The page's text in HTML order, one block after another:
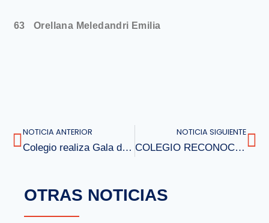
63 Orellana Meledandri Emilia
NOTICIA ANTERIOR
Colegio realiza Gala de finalización de Talleres extraescolares
NOTICIA SIGUIENTE
COLEGIO RECONOCE MEJORES PUNTAJES PSU 2016
OTRAS NOTICIAS